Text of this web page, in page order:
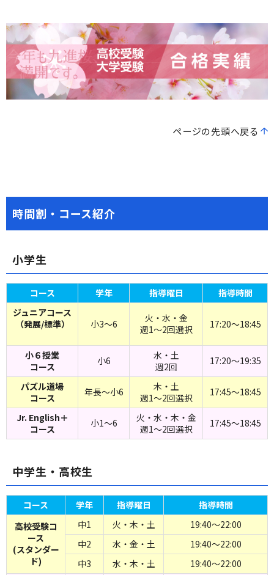
ページの先頭へ戻る
時間割・コース紹介
小学生
コース 学年 指導曜日
指導時間
ジュニアコース
（発展/標準）
小3～6
火・水・金
週1～2回選択
17:20～18:45
小６授業
コース
小6
水・土
週2回
17:20～19:35
パズル道場
コース
年長～小6
木・土
週1～2回選択
17:45～18:45
Jr. English＋
コース
小1～6
火・水・木・金
週1～2回選択
17:45～18:45
中学生・高校生
コース 学年 指導曜日
指導時間
高校受験コ
ース
(スタンダー
ド)
中1 火・木・土
19:40～22:00
中2
水・金・土
19:40～22:00
中3
水・木・土 19:40～22:00